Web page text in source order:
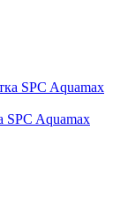
Aquamax